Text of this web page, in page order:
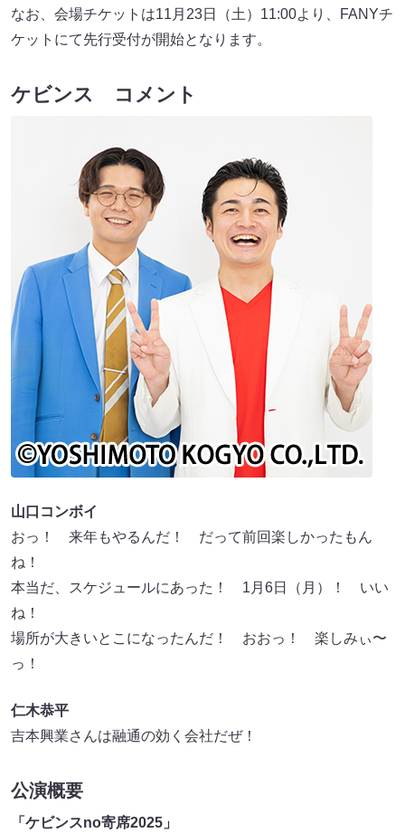
なお、会場チケットは11月23日（土）11:00より、FANYチ
ケットにて先行受付が開始となります。
ケビンス コメント
山口コンボイ
おっ！ 来年もやるんだ！ だって前回楽しかったもん
ね！
本当だ、スケジュールにあった！ 1月6日（月）！ いい
ね！
場所が大きいとこになったんだ！ おおっ！ 楽しみぃ〜
っ！
仁木恭平
吉本興業さんは融通の効く会社だぜ！
公演概要
「ケビンスno寄席2025」